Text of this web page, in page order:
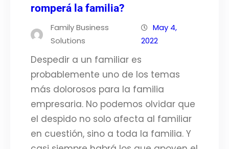
romperá la familia?
Family Business
Solutions
May 4,
2022
Despedir a un familiar es
probablemente uno de los temas
más dolorosos para la familia
empresaria. No podemos olvidar que
el despido no solo afecta al familiar
en cuestión, sino a toda la familia. Y